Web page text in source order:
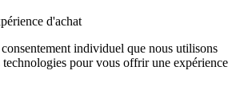
d'achat
individuel que nous utilisons
technologies pour vous offrir une expérience